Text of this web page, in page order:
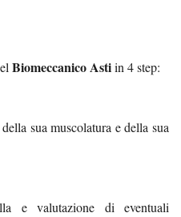
Biomeccanico Astiin 4 step:
sua muscolatura e della sua
e valutazione di eventuali